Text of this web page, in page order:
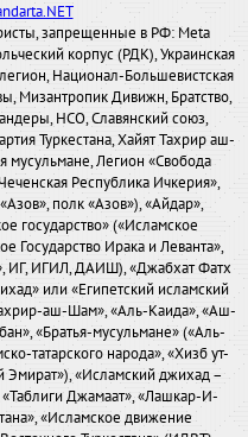
запрещенные в РФ: Meta
корпус (РДК), Украинская
Национал-Большевистская
Мизантропик Дивижн, Братство,
НСО, Славянский союз,
Туркестана, Хайят Тахрир аш-
мусульмане, Легион «Свобода
Республика Ичкерия»,
полк «Азов»), «Айдар»,
государство» («Исламское
Государство Ирака и Леванта»,
ИГ, ИГИЛ, ДАИШ), «Джабхат Фатх
или «Египетский исламский
аш-Шам», «Аль-Каида», «Аш-
«Братья-мусульмане» («Аль-
татарского народа», «Хизб ут-
Эмират»), «Исламский джихад –
Джамаат», «Лашкар-И-
«Исламское движение